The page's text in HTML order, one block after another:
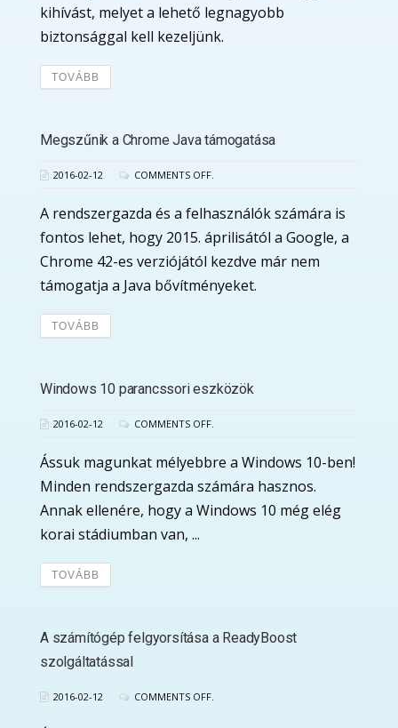
kihívást, melyet a lehető legnagyobb
biztonsággal kell kezeljünk.
TOVÁBB
Megszűnik a Chrome Java támogatása
2016-02-12 COMMENTS OFF.
A rendszergazda és a felhasználók számára is
fontos lehet, hogy 2015. áprilisától a Google, a
Chrome 42-es verziójától kezdve már nem
támogatja a Java bővítményeket.
TOVÁBB
Windows 10 parancssori eszközök
2016-02-12 COMMENTS OFF.
Ássuk magunkat mélyebbre a Windows 10-ben!
Minden rendszergazda számára hasznos.
Annak ellenére, hogy a Windows 10 még elég
korai stádiumban van, ...
TOVÁBB
A számítógép felgyorsítása a ReadyBoost
szolgáltatással
2016-02-12 COMMENTS OFF.